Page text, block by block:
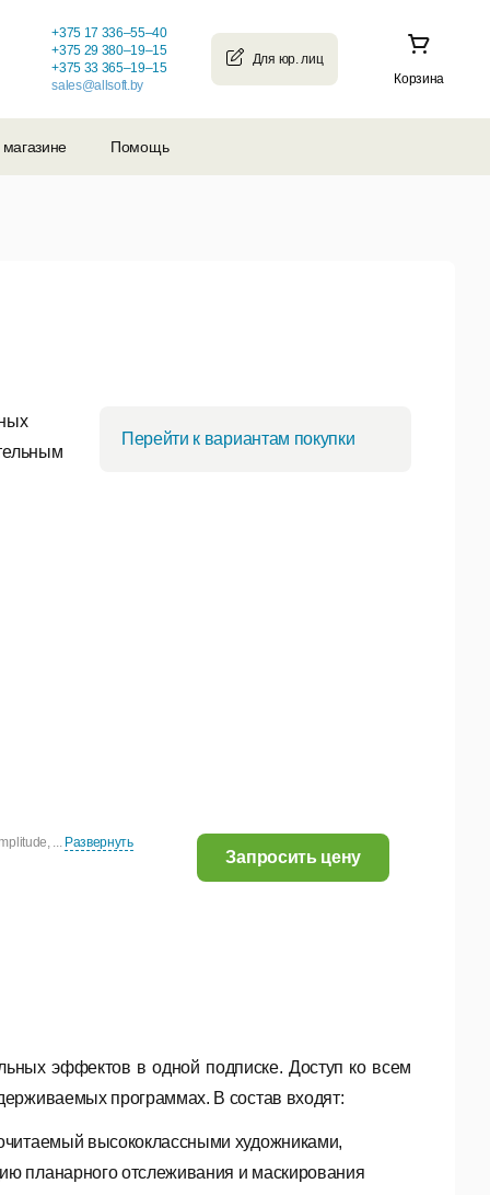
Корзина
+375 17 336–55–40
+375 29 380–19–15
+375 33 365–19–15
sales@allsoft.by
Помощь
Перейти к вариантам покупки
эффектов в одной подписке. Доступ ко всем
программах. В состав входят:
высококлассными художниками,
планарного отслеживания и маскирования
Запросить цену
... Развернуть